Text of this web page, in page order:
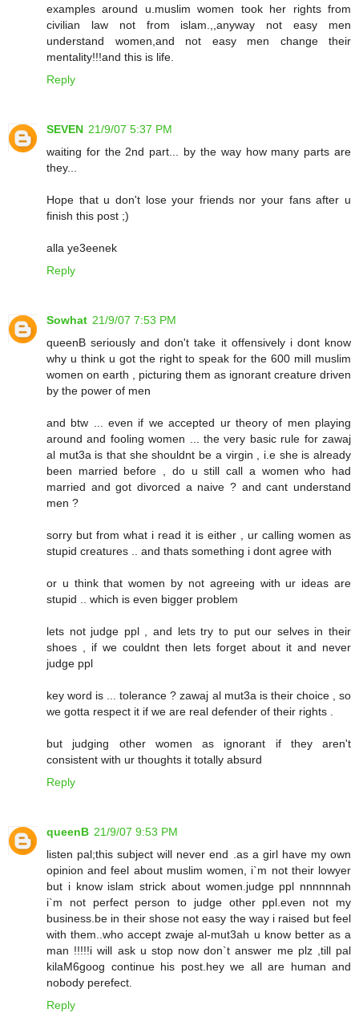
examples around u.muslim women took her rights from
civilian law not from islam.,,anyway not easy men
understand women,and not easy men change their
mentality!!!and this is life.
Reply
SEVEN 21/9/07 5:37 PM
waiting for the 2nd part... by the way how many parts are
they...
Hope that u don't lose your friends nor your fans after u
finish this post ;)
alla ye3eenek
Reply
Sowhat 21/9/07 7:53 PM
queenB seriously and don't take it offensively i dont know
why u think u got the right to speak for the 600 mill muslim
women on earth , picturing them as ignorant creature driven
by the power of men
and btw ... even if we accepted ur theory of men playing
around and fooling women ... the very basic rule for zawaj
al mut3a is that she shouldnt be a virgin , i.e she is already
been married before , do u still call a women who had
married and got divorced a naive ? and cant understand
men ?
sorry but from what i read it is either , ur calling women as
stupid creatures .. and thats something i dont agree with
or u think that women by not agreeing with ur ideas are
stupid .. which is even bigger problem
lets not judge ppl , and lets try to put our selves in their
shoes , if we couldnt then lets forget about it and never
judge ppl
key word is ... tolerance ? zawaj al mut3a is their choice , so
we gotta respect it if we are real defender of their rights .
but judging other women as ignorant if they aren't
consistent with ur thoughts it totally absurd
Reply
queenB 21/9/07 9:53 PM
listen pal;this subject will never end .as a girl have my own
opinion and feel about muslim women, i`m not their lowyer
but i know islam strick about women.judge ppl nnnnnnah
i`m not perfect person to judge other ppl.even not my
business.be in their shose not easy the way i raised but feel
with them..who accept zwaje al-mut3ah u know better as a
man !!!!!i will ask u stop now don`t answer me plz ,till pal
kilaM6goog continue his post.hey we all are human and
nobody perefect.
Reply